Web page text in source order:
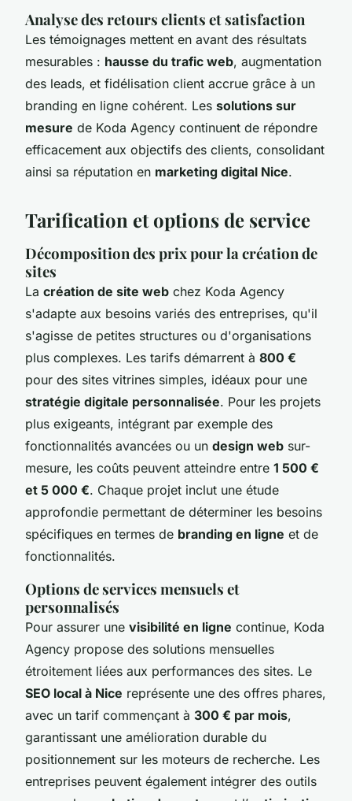
Analyse des retours clients et satisfaction
Les témoignages mettent en avant des résultats
mesurables : hausse du trafic web, augmentation
des leads, et fidélisation client accrue grâce à un
branding en ligne cohérent. Les solutions sur
mesure de Koda Agency continuent de répondre
efficacement aux objectifs des clients, consolidant
ainsi sa réputation en marketing digital Nice.
Tarification et options de service
Décomposition des prix pour la création de
sites
La création de site web chez Koda Agency
s'adapte aux besoins variés des entreprises, qu'il
s'agisse de petites structures ou d'organisations
plus complexes. Les tarifs démarrent à 800 €
pour des sites vitrines simples, idéaux pour une
stratégie digitale personnalisée. Pour les projets
plus exigeants, intégrant par exemple des
fonctionnalités avancées ou un design web sur-
mesure, les coûts peuvent atteindre entre 1 500 €
et 5 000 €. Chaque projet inclut une étude
approfondie permettant de déterminer les besoins
spécifiques en termes de branding en ligne et de
fonctionnalités.
Options de services mensuels et
personnalisés
Pour assurer une visibilité en ligne continue, Koda
Agency propose des solutions mensuelles
étroitement liées aux performances des sites. Le
SEO local à Nice représente une des offres phares,
avec un tarif commençant à 300 € par mois,
garantissant une amélioration durable du
positionnement sur les moteurs de recherche. Les
entreprises peuvent également intégrer des outils